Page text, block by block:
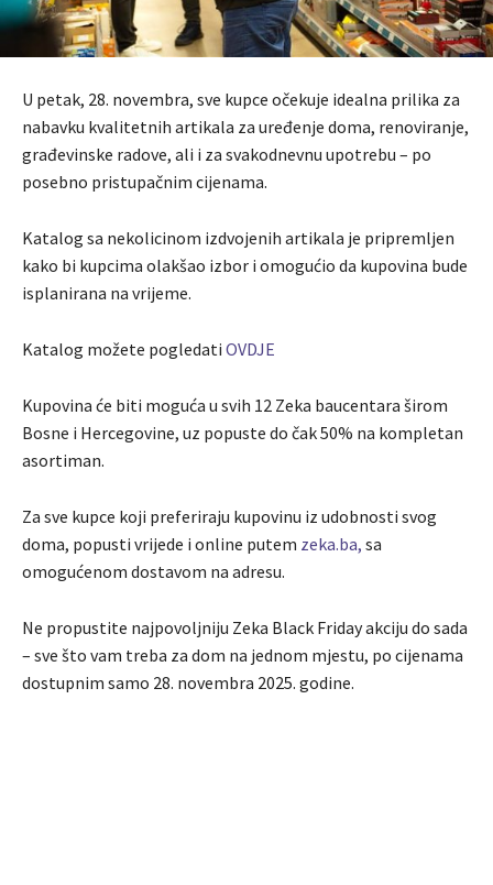
U petak, 28. novembra, sve kupce očekuje idealna prilika za
nabavku kvalitetnih artikala za uređenje doma, renoviranje,
građevinske radove, ali i za svakodnevnu upotrebu – po
posebno pristupačnim cijenama.
Katalog sa nekolicinom izdvojenih artikala je pripremljen
kako bi kupcima olakšao izbor i omogućio da kupovina bude
isplanirana na vrijeme.
Katalog možete pogledati OVDJE
Kupovina će biti moguća u svih 12 Zeka baucentara širom
Bosne i Hercegovine, uz popuste do čak 50% na kompletan
asortiman.
Za sve kupce koji preferiraju kupovinu iz udobnosti svog
doma, popusti vrijede i online putem zeka.ba, sa
omogućenom dostavom na adresu.
Ne propustite najpovoljniju Zeka Black Friday akciju do sada
– sve što vam treba za dom na jednom mjestu, po cijenama
dostupnim samo 28. novembra 2025. godine.